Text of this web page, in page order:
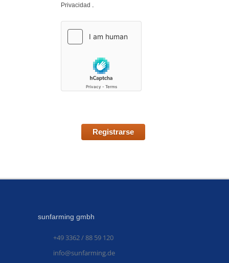
Privacidad .
Registrarse
sunfarming gmbh
+49 3362 / 88 59 120
info@sunfarming.de